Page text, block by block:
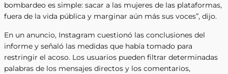
bombardeo es simple: sacar a las mujeres de las plataformas,
fuera de la vida pública y marginar aún más sus voces”, dijo.
En un anuncio, Instagram cuestionó las conclusiones del
informe y señaló las medidas que había tomado para
restringir el acoso. Los usuarios pueden filtrar determinadas
palabras de los mensajes directos y los comentarios,